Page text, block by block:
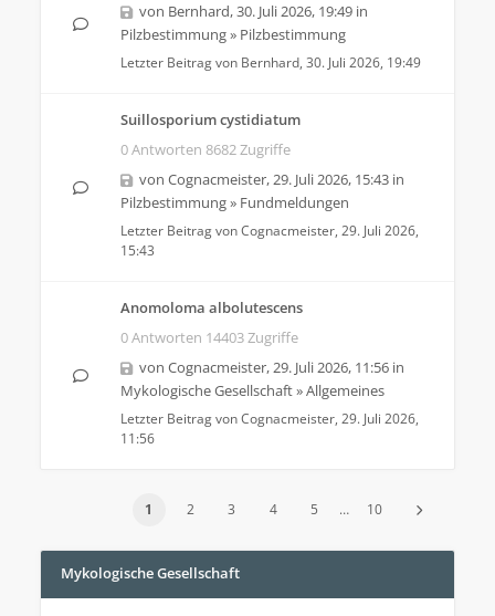
von Bernhard,30. Juli 2026, 19:49 in
Pilzbestimmung» Pilzbestimmung
Letzter Beitrag von Bernhard, 30. Juli 2026, 19:49
Suillosporium cystidiatum
0 Antworten 8682 Zugriffe
von Cognacmeister,29. Juli 2026, 15:43 in
Pilzbestimmung» Fundmeldungen
Letzter Beitrag vonCognacmeister, 29. Juli 2026,
15:43
Anomoloma albolutescens
0 Antworten 14403 Zugriffe
von Cognacmeister,29. Juli 2026, 11:56 in
Mykologische Gesellschaft»Allgemeines
Letzter Beitrag vonCognacmeister, 29. Juli 2026,
11:56
1 2 3 4 5 … 10
Mykologische Gesellschaft